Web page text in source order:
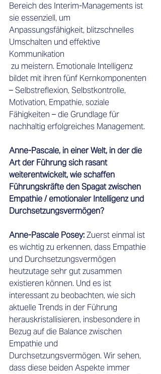
Bereich des Interim-Managements ist
sie essenziell, um
Anpassungsfähigkeit, blitzschnelles
Umschalten und effektive
Kommunikation
zu meistern. Emotionale Intelligenz
bildet mit ihren fünf Kernkomponenten
– Selbstreflexion, Selbstkontrolle,
Motivation, Empathie, soziale
Fähigkeiten – die Grundlage für
nachhaltig erfolgreiches Management.
Anne-Pascale, in einer Welt, in der die
Art der Führung sich rasant
weiterentwickelt, wie schaffen
Führungskräfte den Spagat zwischen
Empathie / emotionaler Intelligenz und
Durchsetzungsvermögen?
Anne-Pascale Posey: Zuerst einmal ist
es wichtig zu erkennen, dass Empathie
und Durchsetzungsvermögen
heutzutage sehr gut zusammen
existieren können. Und es ist
interessant zu beobachten, wie sich
aktuelle Trends in der Führung
herauskristallisieren, insbesondere in
Bezug auf die Balance zwischen
Empathie und
Durchsetzungsvermögen. Wir sehen,
dass diese beiden Aspekte immer